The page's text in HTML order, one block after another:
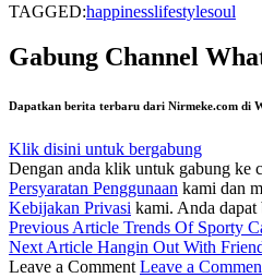
TAGGED:happinesslifestylesoul
Gabung Channel
Dapatkan berita terbaru dari Nirmeke.com di
Klik disini untuk bergabung
Dengan anda klik untuk gabung ke
Persyaratan Penggunaan kami dan
Kebijakan Privasi kami. Anda dapat
Previous Article Trends Of Sporty
Next Article Hangin Out With
Leave a Comment Leave a